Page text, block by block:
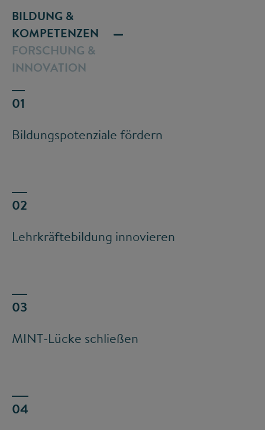
BILDUNG &
KOMPETENZEN
Bildungspotenziale fördern
Lehrkräftebildung innovieren
MINT-Lücke schließen
FORSCHUNG &
INNOVATION